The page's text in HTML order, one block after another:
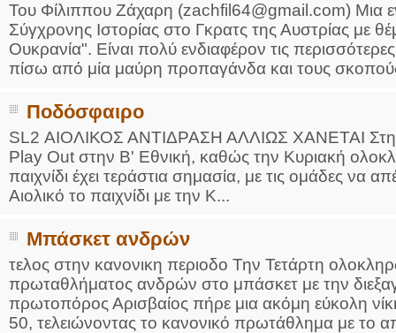
Του Φίλιππου Ζάχαρη (zachfil64@gmail.com) Μια
Σύγχρονης Ιστορίας στο Γκρατς της Αυστρίας με
Ουκρανία". Είναι πολύ ενδιαφέρον τις
πίσω από μία μαύρη προπαγάνδα και τους
Ποδόσφαιρο
SL2 ΑΙΟΛΙΚΟΣ ΑΝΤΙΔΡΑΣΗ ΑΛΛΙΩΣ ΧΑΝΕΤΑΙ Στην
Play Out στην Β' Εθνική, καθώς την Κυριακή
παιχνίδι έχει τεράστια σημασία, με τις ομάδες να
Αιολικό το παιχνίδι με την Κ...
Μπάσκετ ανδρών
τελος στην κανονικη περιοδο Την Τετάρτη
πρωταθλήματος ανδρών στο μπάσκετ με την
πρωτοπόρος Αρισβαίος πήρε μια ακόμη εύκολη
50, τελειώνοντας το κανονικό πρωτάθλημα με το